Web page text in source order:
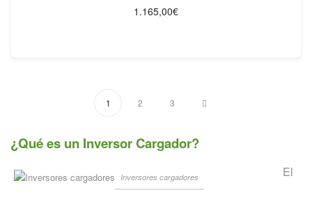
1.165,00€
1 2 3
¿Qué es un Inversor Cargador?
Inversores cargadores El